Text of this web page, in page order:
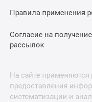
Правила применения
Согласие на
рассылок
На сайте применяются
предоставления
систематизации и